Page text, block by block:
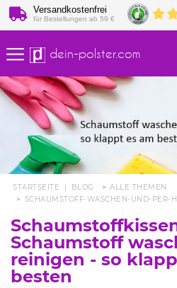
Versandkostenfrei
für Bestellungen ab 59 €
dein-polster.com
STARTSEITE | BLOG
ALLE THEMEN
SCHAUMSTOFF-WASCHEN-UND-PER-
Schaumstoff
reinigen - so
besten